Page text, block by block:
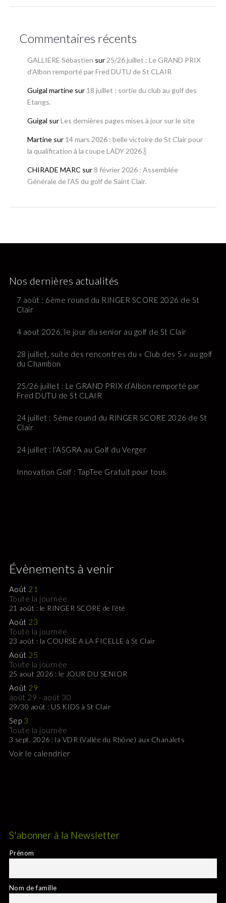
Commentaires récents
GALLIERE Sébastien sur 25/26 juillet : Le GRAND PRIX
d’Albon remporté par Fred DUTU de St CLAIR
Guigal martinesur 18 juillet : sortie du club au golf des
Etangs.
Guigal surLes dernières pages mises à jour sur le site
Martinesur 14 mars 2026 : belle victoire de St Clair pour
la qualification à la coupe LADY 2026 🍾
CHIRADE MARC sur 8 février 2026 : Assemblée
Générale de l’AS du golf de Saint Clair.
Nos dernières actualités
7 août : 6ème round du RINGER SCORE 2026 de St
Clair
4 aout 2026, le jour du senior au golf de St Clair
28 juillet, suite des rencontres du « Club des 5 » au golf
du Chambon
25/26 juillet : Le GRAND PRIX d’Albon remporté par
Fred DUTU de St CLAIR
24 juillet : 5ème round du RINGER SCORE 2026 de St
Clair
24 juillet : l’ASGRA au Golf du Verger
Innovation Golf : TapTee Gratuit pour tous
Évènements à venir
Août 21
Toute la journée
21 août : le RINGER SCORE de l’été
Août 23
Toute la journée
23 août : la COURSE A LA FICELLE à St Clair
Août 25
Toute la journée
25 aout 2026 : le JOUR DU SENIOR
Août 29
août 29 - août 30
29/30 août : US KIDS à St Clair
Sep 3
Toute la journée
3 sept. 2026 : la VDR (Vallée du Rhône) aux Chanalets
Voir le calendrier
S'abonner à la Newsletter
Prénom
Nom de famille